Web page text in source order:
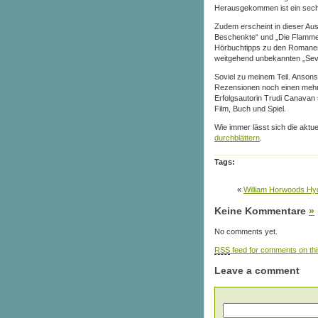
Herausgekommen ist ein
Zudem erscheint in dieser
Beschenkte“ und „Die
Hörbuchtipps zu den
weitgehend unbekannten
Soviel zu meinem Teil.
Rezensionen noch einen
Erfolgsautorin Trudi
Film, Buch und Spiel.
Wie immer lässt sich die
durchblättern
Tags:
« William Horwoods
Keine Kommentare »
No comments yet.
RSS feed for comments on
Leave a comment